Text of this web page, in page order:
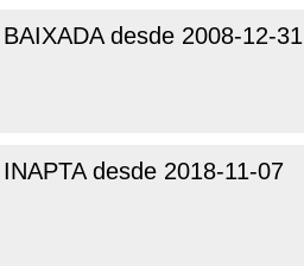
desde 2008-12-31
desde 2018-11-07